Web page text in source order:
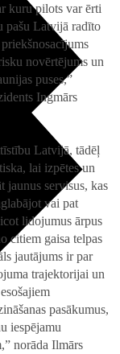
kuru pilots var ērti
pašu Latvijā radīto
novērtējums un
puses,”
Ingmārs
Latvijā, tādēļ
lai izpētes un
jaunus servisus, kas
vai pat
lidojumus ārpus
citiem gaisa telpas
jautājums ir par
trajektorijai un
pasākumus,
iespējamu
norāda Ilmārs